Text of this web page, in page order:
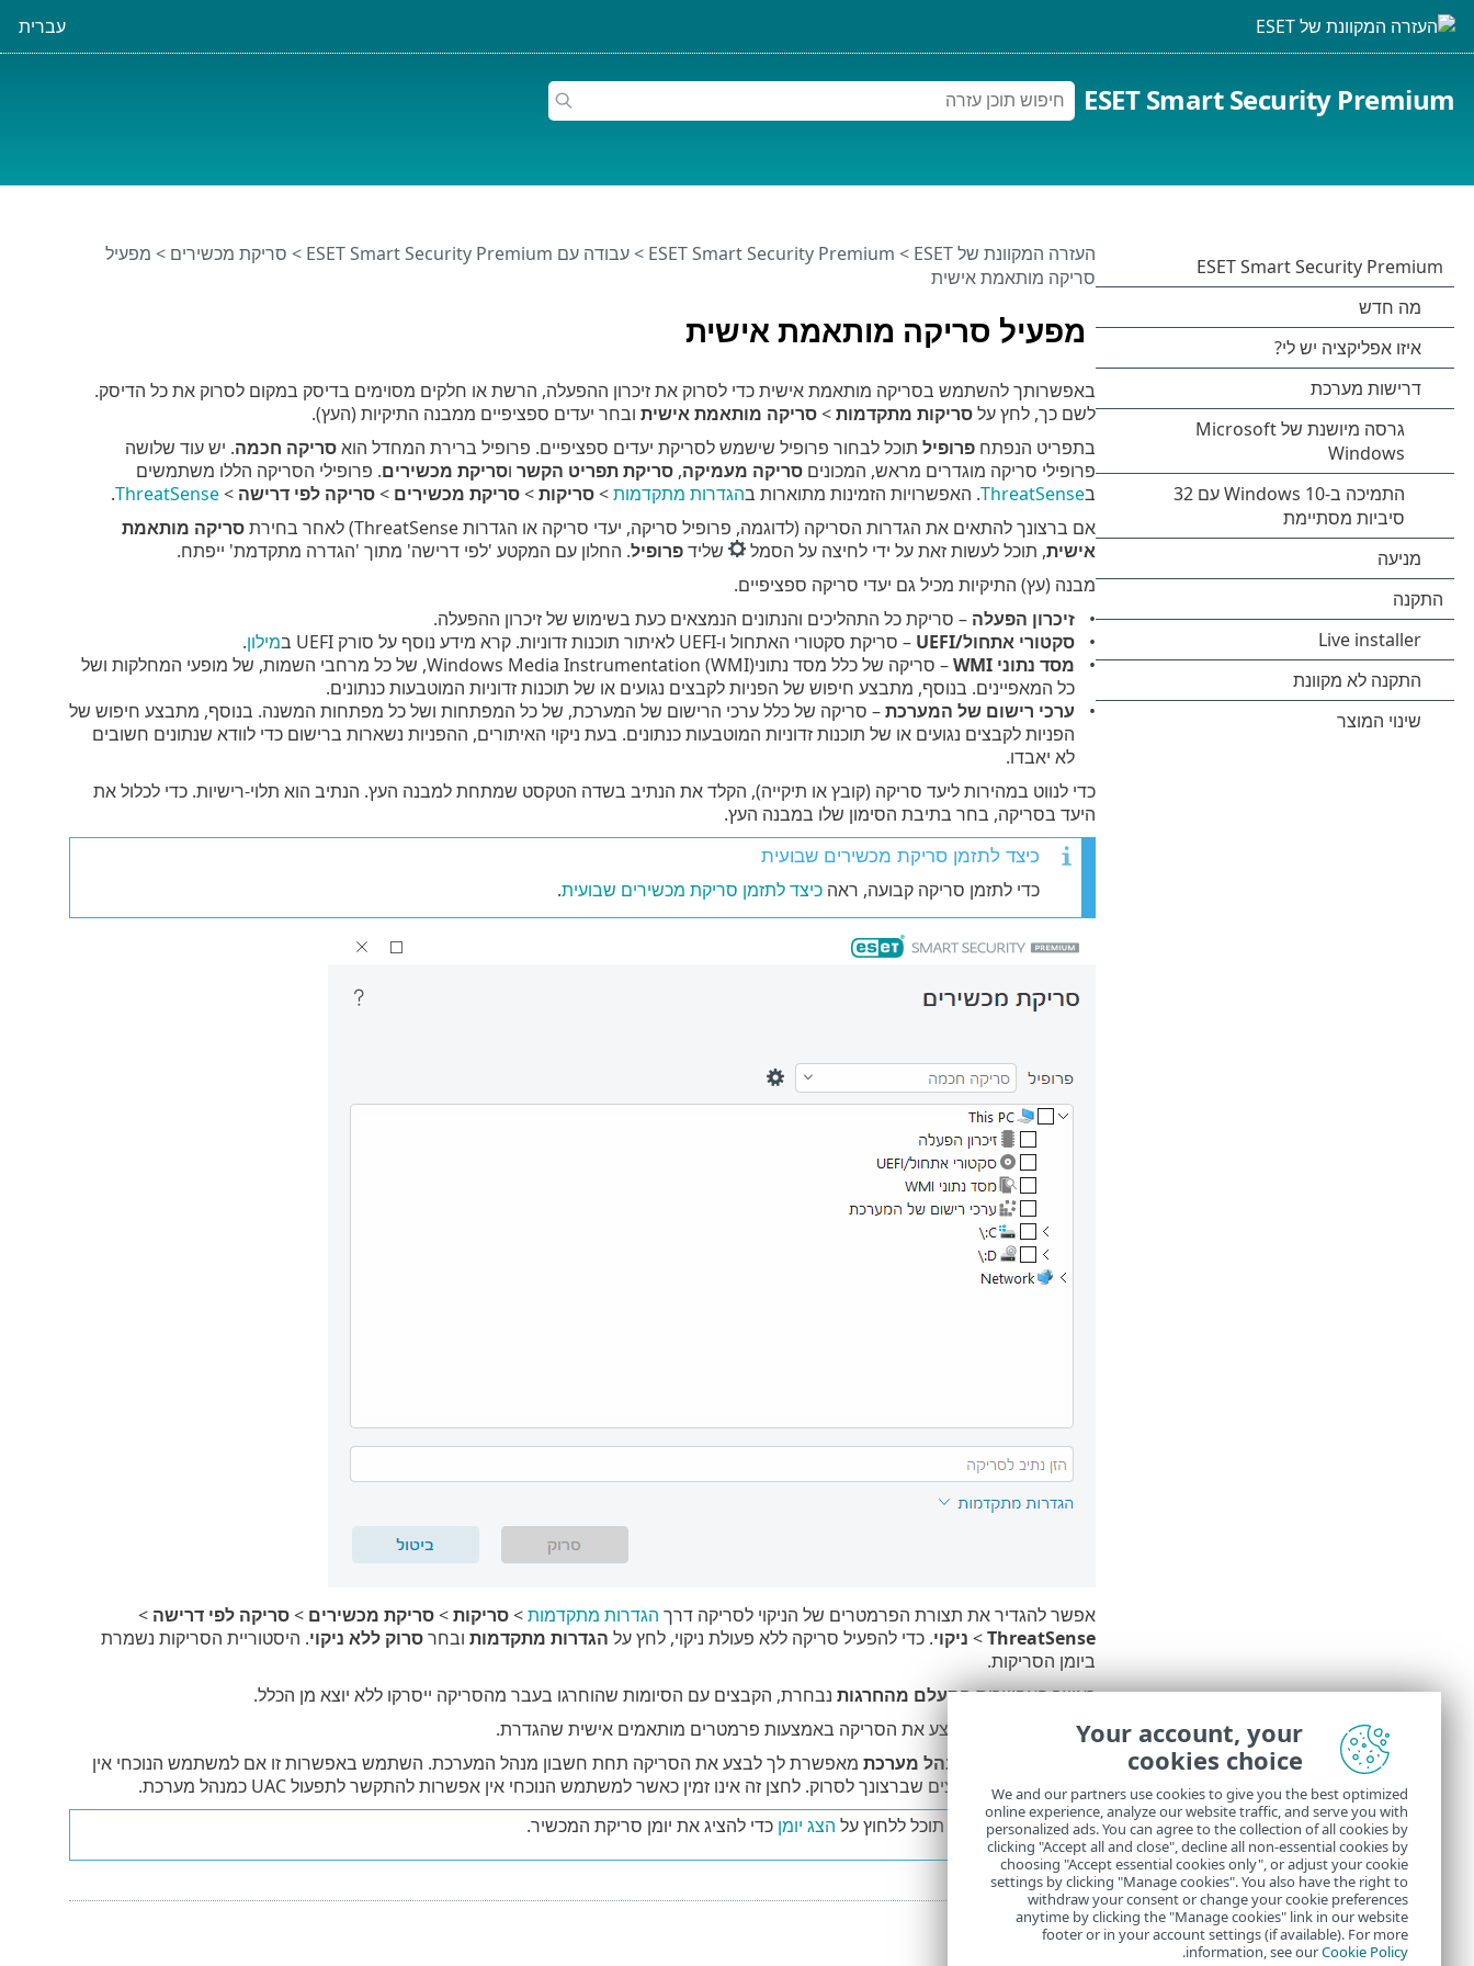
עברית
ESET Smart Security Premium
מפעיל סריקה מותאמת אישית
העזרה המקוונת של ESET >
ESET Smart Security Premium
>עבודה עם ESET Smart Security Premium > סריקת מכשירים > מפעיל
סריקה מותאמת אישית
באפשרותך להשתמש בסריקה מותאמת אישית כדי לסרוק את זיכרון ההפעלה, הרשת או חלקים מסוימים בדיסק במקום לסרוק את כל הדיסק.
לשם כך, לחץ עלסריקות מתקדמות>סריקה מותאמת אישיתובחר יעדים ספציפיים ממבנה התיקיות (העץ).
בתפריט הנפתח פרופילתוכל לבחור פרופיל שישמש לסריקת יעדים ספציפיים. פרופיל ברירת המחדל הואסריקה חכמה. יש עוד שלושה
פרופילי סריקה מוגדרים מראש, המכונים סריקה מעמיקה, סריקת תפריט הקשרוסריקת מכשירים. פרופילי הסריקה הללו משתמשים
בThreatSense. האפשרויות הזמינות מתוארות בהגדרות מתקדמות>סריקות>סריקת מכשירים >סריקה לפי דרישה >
ThreatSense
.
אם ברצונך להתאים את הגדרות הסריקה (לדוגמה, פרופיל סריקה, יעדי סריקה או הגדרות ThreatSense) לאחר בחירת
סריקה מותאמת
אישית, תוכל לעשות זאת על ידי לחיצה על הסמל שלידפרופיל. החלון עם המקטע 'לפי דרישה' מתוך 'הגדרה מתקדמת' ייפתח.
מבנה (עץ) התיקיות מכיל גם יעדי סריקה ספציפיים.
זיכרון הפעלה – סריקת כל התהליכים והנתונים הנמצאים כעת בשימוש של זיכרון ההפעלה.
סקטורי אתחול/UEFI
– סריקת סקטורי האתחול ו-UEFI לאיתור תוכנות זדוניות. קרא מידע נוסף על סורק UEFI ב מילון.
מסד נתוני WMI
– סריקה של כלל מסד נתוניWindows Media Instrumentation (WMI), של כל מרחבי השמות, של מופעי המחלקות ושל
כל המאפיינים. בנוסף, מתבצע חיפוש של הפניות לקבצים נגועים או של תוכנות זדוניות המוטבעות כנתונים.
ערכי רישום של המערכת– סריקה של כלל ערכי הרישום של המערכת, של כל המפתחות ושל כל מפתחות המשנה. בנוסף, מתבצע חיפוש של
הפניות לקבצים נגועים או של תוכנות זדוניות המוטבעות כנתונים. בעת ניקוי האיתורים, ההפניות נשארות ברישום כדי לוודא שנתונים חשובים
לא יאבדו.
כדי לנווט במהירות ליעד סריקה (קובץ או תיקייה), הקלד את הנתיב בשדה הטקסט שמתחת למבנה העץ. הנתיב הוא תלוי-רישיות. כדי לכלול את
היעד בסריקה, בחר בתיבת הסימון שלו במבנה העץ.
כיצד לתזמן סריקת מכשירים שבועית
כדי לתזמן סריקה קבועה, ראה כיצד לתזמן סריקת מכשירים שבועית.
אפשר להגדיר את תצורת הפרמטרים של הניקוי לסריקה דרך הגדרות מתקדמות>סריקות>סריקת מכשירים >סריקה לפי דרישה >
ThreatSense
> ניקוי. כדי להפעיל סריקה ללא פעולת ניקוי, לחץ על הגדרות מתקדמותובחרסרוק ללא ניקוי. היסטוריית הסריקות נשמרת
ביומן הסריקות.
כאשר האפשרותהתעלם מהחרגותנבחרת, הקבצים עם הסיומות שהוחרגו בעבר מהסריקה ייסרקו ללא יוצא מן הכלל.
לחץ על
כדי לבצע את הסריקה באמצעות פרמטרים מותאמים אישית שהגדרת.
סרוק כמנהל מערכתמאפשרת לך לבצע את הסריקה תחת חשבון מנהל המערכת. השתמש באפשרות זו אם למשתמש הנוכחי אין
הרשאות לגשת לקבצים שברצונך לסרוק. לחצן זה אינו זמין כאשר למשתמש הנוכחי אין אפשרות להתקשר לתפעול UAC כמנהל מערכת.
בתום סריקה תוכל ללחוץ על הצג יומן כדי להציג את יומן סריקת המכשיר.
Your account, your
cookies choice
We and our partners use cookies to give you the best optimized
online experience, analyze our website traffic, and serve you with
personalized ads. You can agree to the collection of all cookies by
clicking "Accept all and close", decline all non-essential cookies by
choosing "Accept essential cookies only", or adjust your cookie
settings by clicking "Manage cookies". You also have the right to
withdraw your consent or change your cookie preferences
anytime by clicking the "Manage cookies" link in our website
footer or in your account settings (if available). For more
information, see ourCookie Policy
.